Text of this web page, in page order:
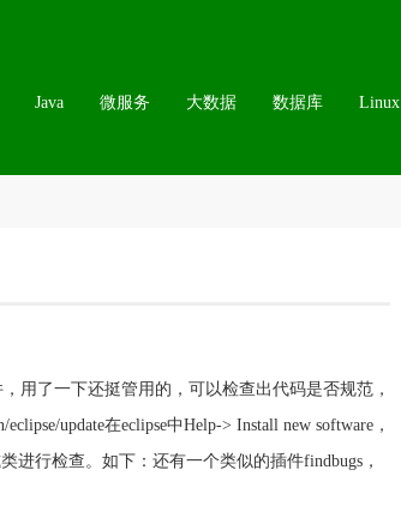
Java 微服务 大数据 数据库 Linux
用了一下还挺管用的，可以检查出代码是否规范，
update在eclipse中Help-> Install new software，
行检查。如下：还有一个类似的插件findbugs，